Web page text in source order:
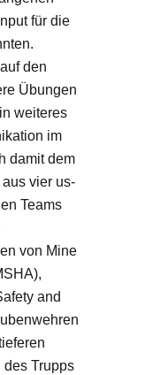
für die
den
Übungen
weiteres
im
damit dem
vier us-
Teams
von Mine
and
des Trupps